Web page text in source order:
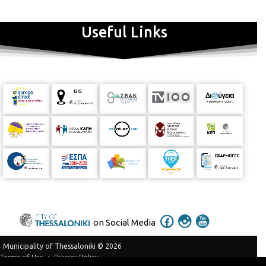
21
Adagio molto - Allegro con brio
Andante cantabile con moto
IV: Adagio – allegro molto
ΓΕΡΑΣΙΜΟΣ ΣΚΛΗΡΟΣ
Useful Links
on Social Media
Municipality of Thessaloniki © 2026
Terms of Use
Privacy Policy